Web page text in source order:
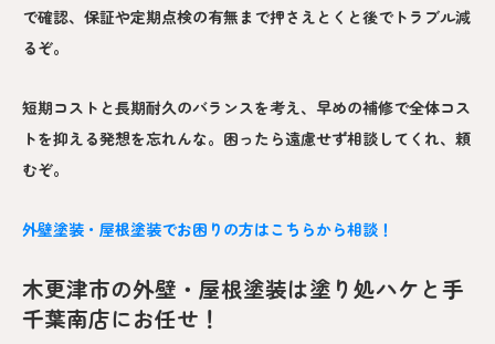
で確認、保証や定期点検の有無まで押さえとくと後でトラブル減
るぞ。
短期コストと長期耐久のバランスを考え、早めの補修で全体コス
トを抑える発想を忘れんな。困ったら遠慮せず相談してくれ、頼
むぞ。
外壁塗装・屋根塗装でお困りの方はこちらから相談！
木更津市の外壁・屋根塗装は塗り処ハケと手
千葉南店にお任せ！